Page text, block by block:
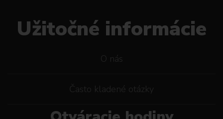
Užitočné informácie
O nás
Často kladené otázky